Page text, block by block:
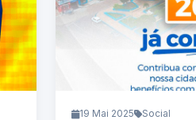
19 Mai 2025 Social